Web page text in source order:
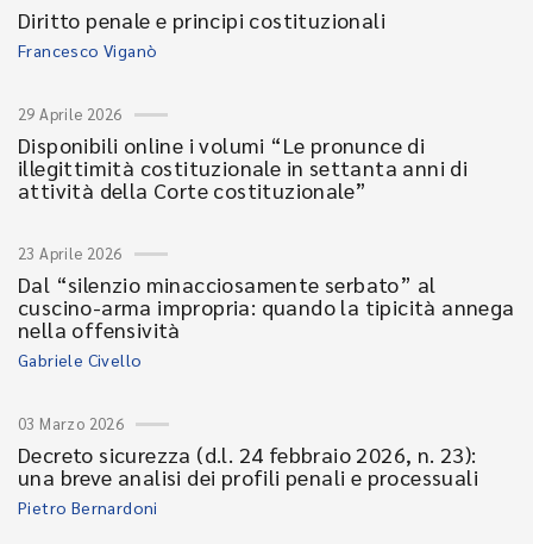
Diritto penale e principi costituzionali
Francesco Viganò
29 Aprile 2026
Disponibili online i volumi “Le pronunce di
illegittimità costituzionale in settanta anni di
attività della Corte costituzionale”
23 Aprile 2026
Dal “silenzio minacciosamente serbato” al
cuscino-arma impropria: quando la tipicità annega
nella offensività
Gabriele Civello
03 Marzo 2026
Decreto sicurezza (d.l. 24 febbraio 2026, n. 23):
una breve analisi dei profili penali e processuali
Pietro Bernardoni